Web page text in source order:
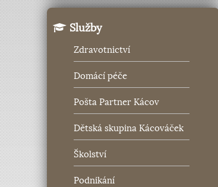
Služby
Zdravotnictví
Domácí péče
Pošta Partner Kácov
Dětská skupina Kácováček
Školství
Podnikání